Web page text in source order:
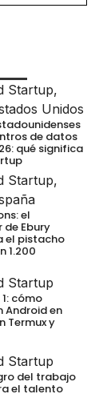
Startup,
Unidos
de datos
qué significa
Startup,
el
Ebury
el pistacho
1.200
Startup
1: cómo
Android en
Termux y
Startup
del trabajo
el talento